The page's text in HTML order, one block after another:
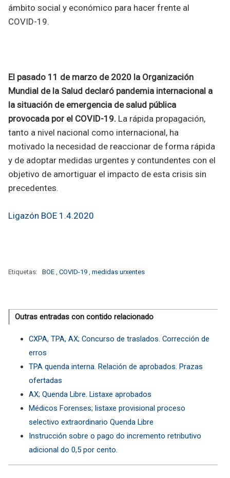
ámbito social y económico para hacer frente al
COVID-19.
El pasado 11 de marzo de 2020 la Organización
Mundial de la Salud declaró pandemia internacional a
la situación de emergencia de salud pública
provocada por el COVID-19. La rápida propagación,
tanto a nivel nacional como internacional, ha
motivado la necesidad de reaccionar de forma rápida
y de adoptar medidas urgentes y contundentes con el
objetivo de amortiguar el impacto de esta crisis sin
precedentes.
Ligazón BOE 1.4.2020
Etiquetas: BOE , COVID-19 , medidas urxentes
Outras entradas con contido relacionado
CXPA, TPA, AX; Concurso de traslados. Corrección de
erros
TPA quenda interna. Relación de aprobados. Prazas
ofertadas
AX; Quenda Libre. Listaxe aprobados
Médicos Forenses; listaxe provisional proceso
selectivo extraordinario Quenda Libre
Instrucción sobre o pago do incremento retributivo
adicional do 0,5 por cento.